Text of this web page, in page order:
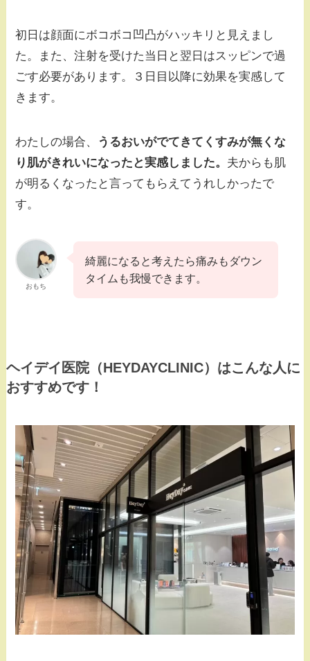
初日は顔面にボコボコ凹凸がハッキリと見えまし
た。また、注射を受けた当日と翌日はスッピンで過
ごす必要があります。３日目以降に効果を実感して
きます。
わたしの場合、
うるおいがでてきてくすみが無くな
り肌がきれいになったと実感しました。 夫からも肌
が明るくなったと言ってもらえてうれしかったで
す。
おもち
綺麗になると考えたら痛みもダウン
タイムも我慢できます。
ヘイデイ医院（HEYDAYCLINIC）はこんな人に
おすすめです！